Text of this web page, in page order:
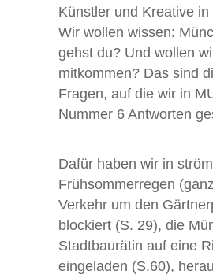
Künstler und Kreative
Wir wollen wissen:
gehst du? Und wollen
mitkommen? Das sind
Fragen, auf die wir in
Nummer 6 Antworten
Dafür haben wir in
Frühsommerregen
Verkehr um den
blockiert (S. 29), die
Stadtbaurätin auf eine
eingeladen (S.60),